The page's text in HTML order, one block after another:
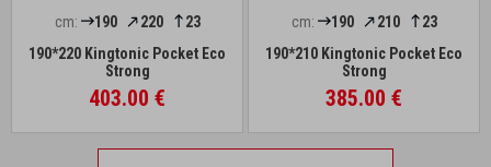
cm: 190 220
23
190*220 Kingtonic Pocket Eco
Strong
403.00 €
cm: 190 210
23
190*210 Kingtonic Pocket Eco
Strong
385.00 €